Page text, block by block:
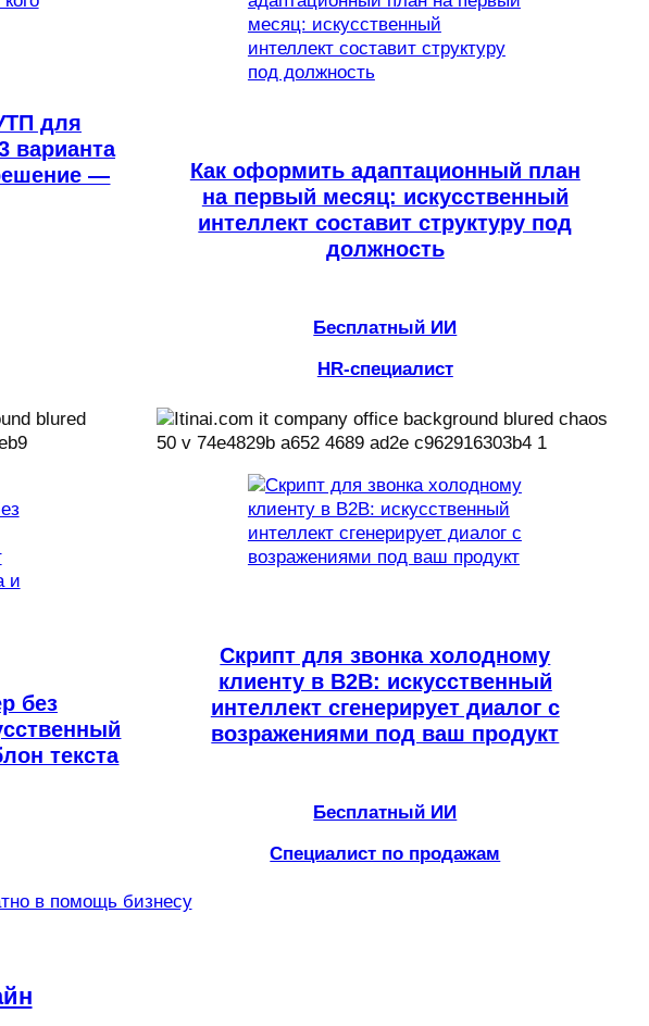
для
варианта
—
Как оформить адаптационный план
на первый месяц: искусственный
интеллект составит структуру под
должность
Бесплатный ИИ
HR-специалист
без
текста
Скрипт для звонка холодному
клиенту в B2B: искусственный
интеллект сгенерирует диалог с
возражениями под ваш продукт
Бесплатный ИИ
Специалист по продажам
в помощь бизнесу